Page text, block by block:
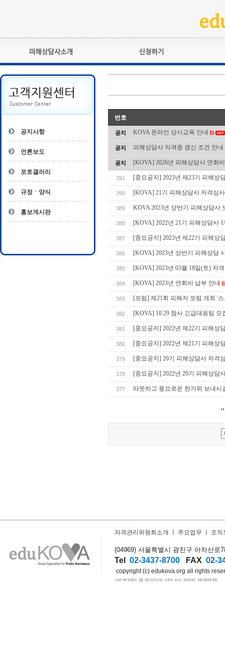
피해상담사란?
자격관리규정
상담사 자격증 확인
- 피해상담사 1급
- 전문수련감독자
- 전문수련기관
교육훈련
자격심사
자격복원
공지사항
언론보도
포토갤러리
규정ㆍ양식
홍보게시판
번호
공지 KOVA 온라인 상시교육 안내
공지 피해상담사 자격증 갱신 조건 안내
공지 [KOVA] 2026년 피해상담사 연회
391 [중요공지] 2023년 제23기 피해상
390 [KOVA] 21기 피해상담사 자격심
389 KOVA 2023년 상반기 피해상담
388 [KOVA] 2022년 21기 피해상담사
387 [중요공지] 2023년 제22기 피해상
386 [KOVA] 2023년 상반기 피해상담
385 [KOVA] 2023년 03월 18일(토) 자
384 [KOVA] 2023년 연회비 납부 안내
383 [포럼] 제21회 피해자 포럼 개최 '
382 [KOVA] 10.29 참사 긴급대응팀 모
381 [중요공지] 2022년 제22기 피해상
380 [중요공지] 2022년 제21기 피해상
379 [중요공지] 20기 피해상담사 자격
378 [중요공지] 2022년 20기 피해상담
377 따뜻하고 풍요로운 한가위 보내시
자격관리위원회소개 주요업무 조직
(04969) 서울특별시 광진구 아차산로
Tel 02-3437-8700 FAX 02-
copyright (c) edukova.org all rights